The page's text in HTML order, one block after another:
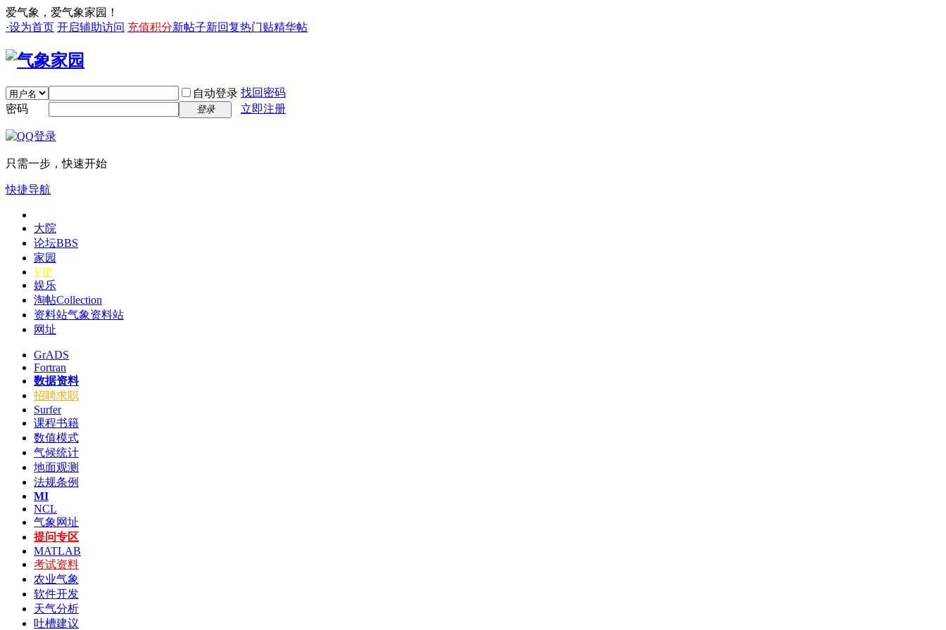
爱气象，爱气象家园！
·设为首页 开启辅助访问 充值积分新帖子新回复热门贴精华帖
自动登录 找回密码
密码
登录 立即注册
只需一步，快速开始
快捷导航
大院
论坛BBS
家园
VIP
娱乐
淘帖Collection
资料站气象资料站
网址
GrADS
Fortran
数据资料
招聘求职
Surfer
课程书籍
数值模式
气候统计
地面观测
法规条例
MI
NCL
气象网址
提问专区
MATLAB
考试资料
农业气象
软件开发
天气分析
吐槽建议